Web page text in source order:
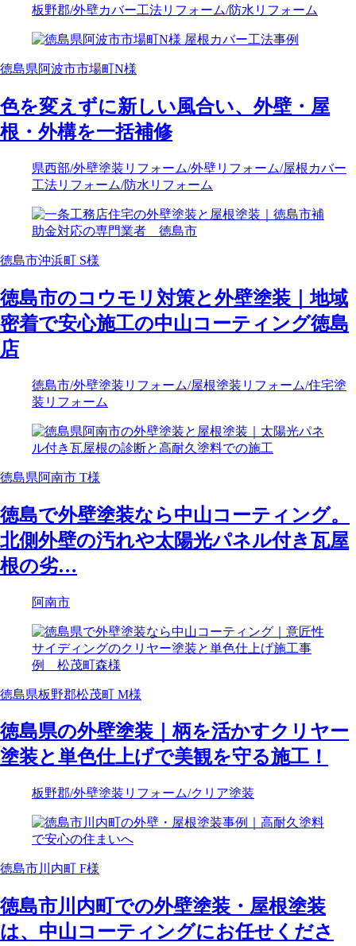
板野郡/外壁カバー工法リフォーム/防水リフォーム
徳島県阿波市市場町N様
色を変えずに新しい風合い、外壁・屋
根・外構を一括補修
県西部/外壁塗装リフォーム/外壁リフォーム/屋根カバー
工法リフォーム/防水リフォーム
徳島市沖浜町 S様
徳島市のコウモリ対策と外壁塗装｜地域
密着で安心施工の中山コーティング徳島
店
徳島市/外壁塗装リフォーム/屋根塗装リフォーム/住宅塗
装リフォーム
徳島県阿南市 T様
徳島で外壁塗装なら中山コーティング。
北側外壁の汚れや太陽光パネル付き瓦屋
根の劣…
阿南市
徳島県板野郡松茂町 M様
徳島県の外壁塗装｜柄を活かすクリヤー
塗装と単色仕上げで美観を守る施工！
板野郡/外壁塗装リフォーム/クリア塗装
徳島市川内町 F様
徳島市川内町での外壁塗装・屋根塗装
は、中山コーティングにお任せくださ